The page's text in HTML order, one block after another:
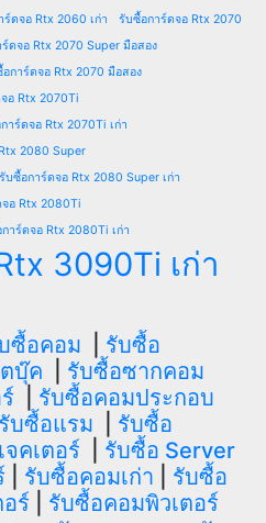
ร์ดจอ Rtx 2060 เก่า
รับซื้อการ์ดจอ Rtx 2070
ดจอ Rtx 2070 Super มือสอง
การ์ดจอ Rtx 2070 มือสอง
อ Rtx 2070Ti
าร์ดจอ Rtx 2070Ti เก่า
2080 Super
รับซื้อการ์ดจอ Rtx 2080 Super เก่า
อ Rtx 2080Ti
าร์ดจอ Rtx 2080Ti เก่า
3090Ti เก่า
ซื้อคอม
รับซื้อ
บุ๊ค
รับซื้อซากคอม
รับซื้อคอมประกอบ
รับซื้อแรม
รับซื้อ
คเตอร์
รับซื้อ Server
รับซื้อคอมเก่า
รับซื้อ
ร์ รับซื้อคอมพิวเตอร์